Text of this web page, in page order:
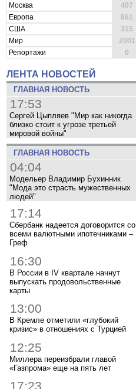
Москва
407
Европа
861
США
315
Мир
2001
Репортажи
0
ЛЕНТА НОВОСТЕЙ
ГЛАВНАЯ НОВОСТЬ
17:53
Сергей Цыпляев "Мир как никогда
близко стоит к угрозе третьей
мировой войны"
ГЛАВНАЯ НОВОСТЬ
04:04
Модельер Владимир Бухинник
"Мода это страсть мужественных
людей"
17:14
Сбербанк надеется договорится со
всеми валютными ипотечниками –
Греф
16:30
В России в IV квартале начнут
выпускать продовольственные
карты
13:00
В Кремле отметили «глубокий
кризис» в отношениях с Турцией
12:25
Миллера переизбрали главой
«Газпрома» еще на пять лет
17:23